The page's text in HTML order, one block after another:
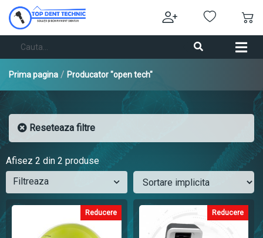
Prima pagina / Producator "open tech"
Reseteaza filtre
Afisez 2 din 2 produse
Filtreaza
Reducere Reducere